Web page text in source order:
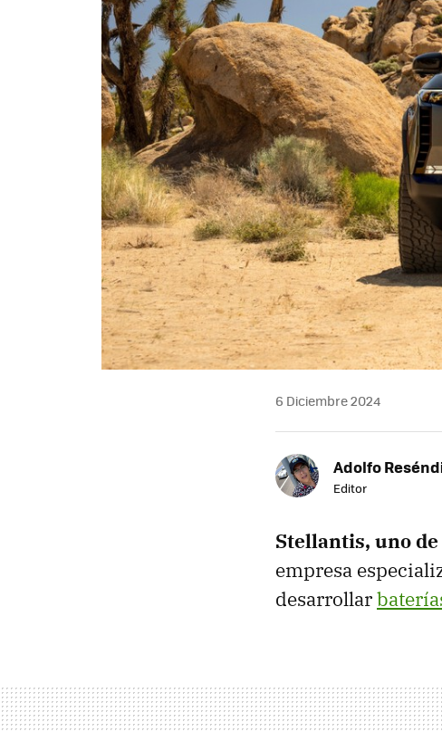
6 Diciembre 2024
Adolfo
Editor
Stellantis, uno
empresa
desarrollar